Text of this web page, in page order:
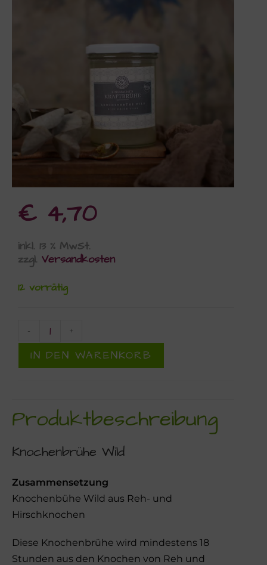
€ 4,70
inkl. 13 % MwSt.
zzgl. Versandkosten
12 vorrätig
- +
IN DEN WARENKORB
Produktbeschreibung
Knochenbrühe Wild
Zusammensetzung
Knochenbühe Wild aus Reh- und
Hirschknochen
Diese Knochenbrühe wird mindestens 18
Stunden aus den Knochen von Reh und